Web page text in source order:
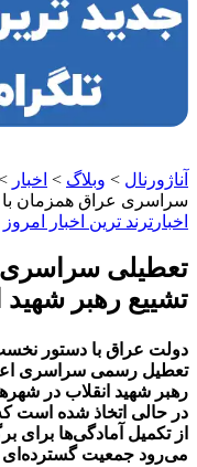
آناژورنال > وبلاگ > اخبار
سراسری عراق همزمان با
اخبار ترند ترین اخبار امروز
تعطیلی سراسری
تشییع رهبر شهید
دولت عراق با دستور
تعطیل رسمی سراسری
رهبر شهید انقلاب در
در حالی اتخاذ شده است
از تکمیل آمادگی‌ها برای
می‌رود جمعیت گسترده‌ای